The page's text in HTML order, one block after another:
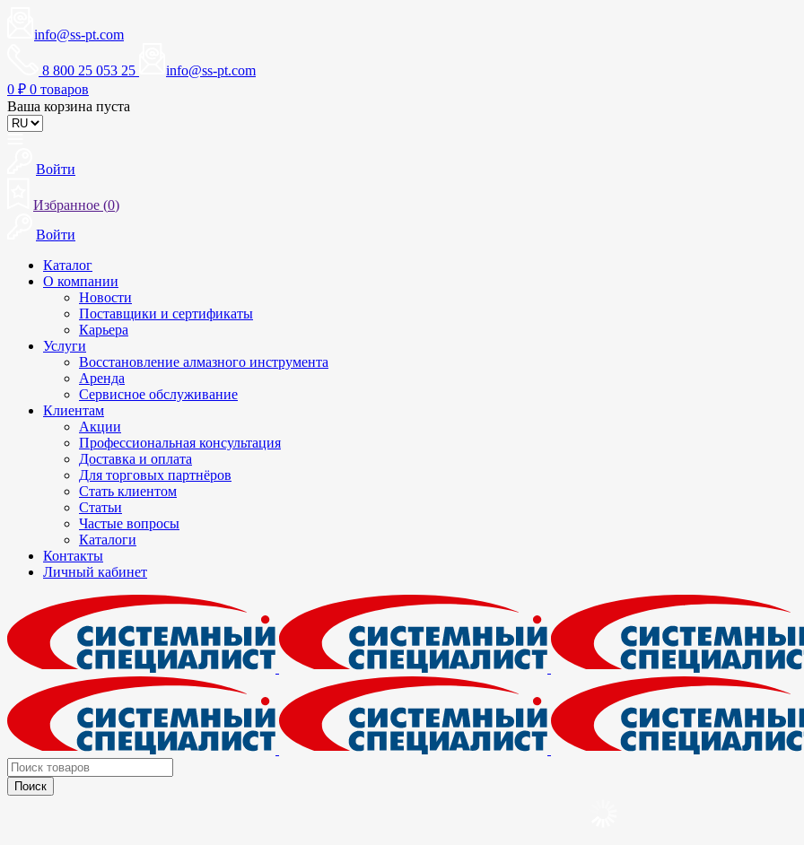
info@ss-pt.com
8 800 25 053 25
info@ss-pt.com
0 ₽ 0 товаров
Ваша корзина пуста
Войти
Избранное (0)
Войти
Каталог
О компании
Новости
Поставщики и сертификаты
Карьера
Услуги
Восстановление алмазного инструмента
Аренда
Сервисное обслуживание
Клиентам
Акции
Профессиональная консультация
Доставка и оплата
Для торговых партнёров
Стать клиентом
Статьи
Частые вопросы
Каталоги
Контакты
Личный кабинет